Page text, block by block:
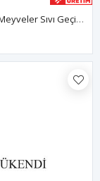
Modakids Meyveler Sıvı Geçirmez Bebek Mama Önlüğü